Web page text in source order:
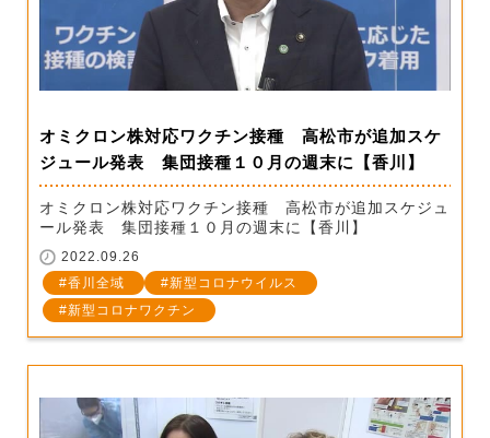
オミクロン株対応ワクチン接種 高松市が追加スケ
ジュール発表 集団接種１０月の週末に【香川】
オミクロン株対応ワクチン接種 高松市が追加スケジュ
ール発表 集団接種１０月の週末に【香川】
2022.09.26
香川全域
新型コロナウイルス
新型コロナワクチン